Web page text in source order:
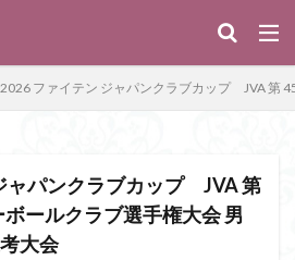
2026 ファイテン ジャパンクラブカップ JVA 第
ャパンクラブカップ JVA 第
ールクラブ選手権大会 男
大会